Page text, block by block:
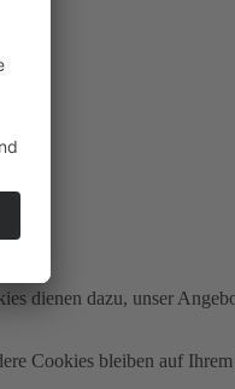
dienen dazu, unser
Cookies bleiben auf